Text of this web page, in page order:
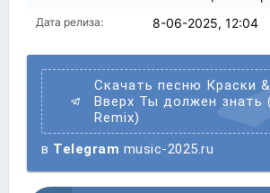
Дата релиза: 8-06-2025, 12:04
Скачать песню Краски
Вверх Ты должен знать
Remix)
в Telegram music-2025.ru